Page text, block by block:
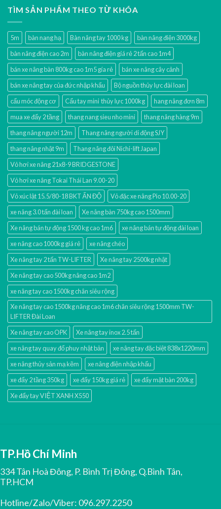
TÌM SẢN PHẨM THEO TỪ KHÓA
5m bàn nang hạ Bàn nâng tay 1000 kg
bàn nâng điện 3000kg
bàn nâng điện cao 2m
bàn nâng điện giá rẻ 2 tấn cao 1m4
bán xe nâng bàn 800kg cao 1m5 gía rẻ
bán xe nâng cây cảnh
bán xe nâng tay của đức nhập khẩu
Bộ nguồn thủy lực đài loan
cẩu móc động cơ
Cẩu tay mini thủy lực 1000kg
hang nâng đơn 8m
mua xe đẩy 2 tầng
thang nang sieu nho mini
thang nâng hàng 9m
thang nâng người 12m
Thang nâng người di động SJY
thang nâng nhật 9m
Thang nâng đôi Nichi-lift Japan
Vỏ hơi xe nâng 21x8-9 BRIDGESTONE
Vỏ hơi xe nâng Tokai Thái Lan 9.00-20
Vỏ xúc lật 15.5/80-18 BKT ẤN ĐỘ
Vỏ đặc xe nâng Pio 10.00-20
xe nâng 3.0 tấn đài loan
Xe nâng bàn 750kg cao 1500mm
Xe nâng bán tự động 1500 kg cao 1m6
xe nâng bán tự động đài loan
xe nâng cao 1000kg giá rẻ
xe nâng chéo
Xe nâng tay 2 tấn TW-LIFTER
Xe nâng tay 2500kg nhật
Xe nâng tay cao 500kg nâng cao 1m2
xe nâng tay cao 1500kg chân siêu rộng
Xe nâng tay cao 1500kg nâng cao 1m6 chân siêu rộng 1500mm TW-
LIFTER Đài Loan
Xe nâng tay cao OPK
Xe nâng tay inox 2.5 tấn
xe nâng tay quay đổ phuy nhật bản
xe nâng tay đặc biệt 838x1220mm
xe nâng thủy sản mạ kẽm
xe nâng điện nhập khấu
xe đẩy 2 tầng 350kg
xe đẩy 150kg giá rẻ
xe đẩy mặt bàn 200kg
Xe đẩy tay VIỆT XANH X550
TP.Hồ Chí Minh
334 Tân Hoà Đông, P. Bình Trị Đông, Q.Bình Tân,
TP.HCM
Hotline/Zalo/Viber: 096.297.2250